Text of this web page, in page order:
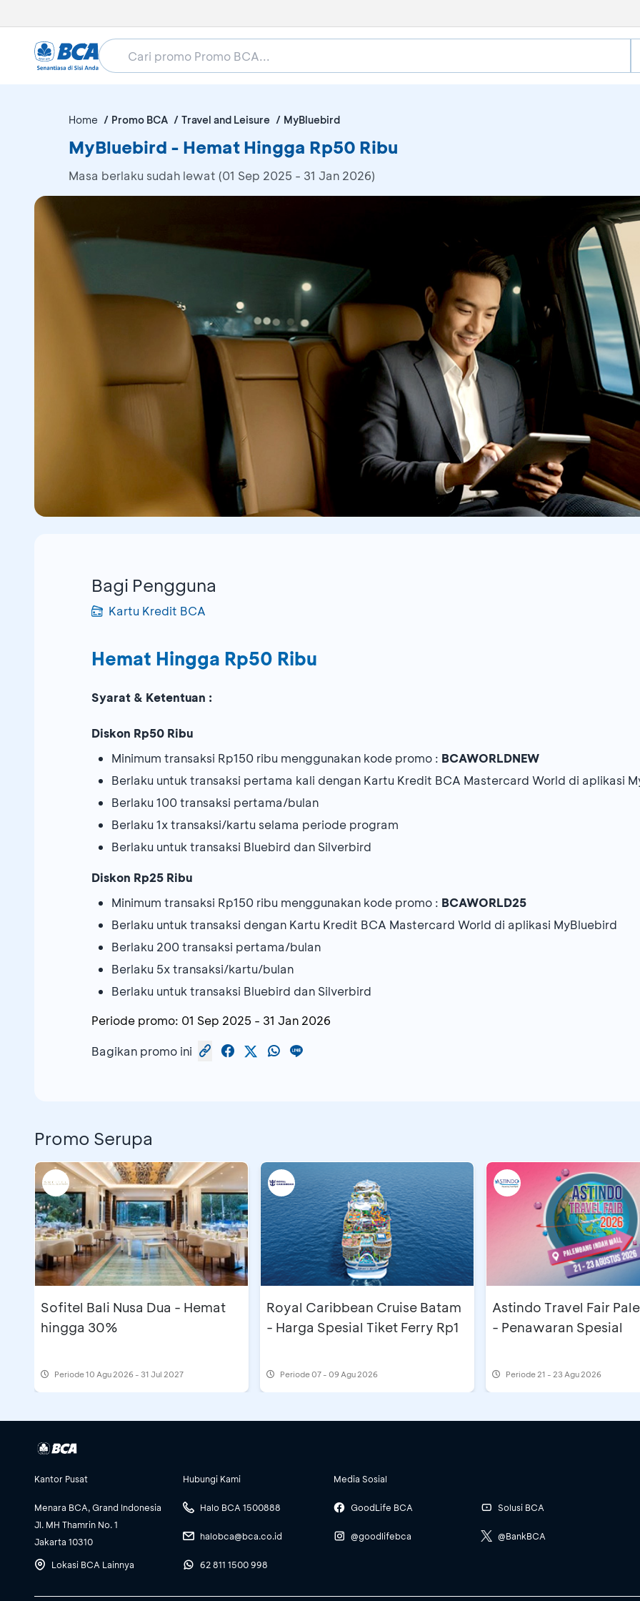
Home Promo BCA Travel and Leisure MyBluebird
MyBluebird - Hemat Hingga Rp50 Ribu
Masa berlaku sudah lewat (01 Sep 2025 - 31 Jan 2026)
Bagi Pengguna
Kartu Kredit BCA
Hemat Hingga Rp50 Ribu
Syarat & Ketentuan :
Diskon Rp50 Ribu
Minimum transaksi Rp150 ribu menggunakan kode promo : BCAWORLDNEW
Berlaku untuk transaksi pertama kali dengan Kartu Kredit BCA Mastercard World di aplikasi
Berlaku 100 transaksi pertama/bulan
Berlaku 1x transaksi/kartu selama periode program
Berlaku untuk transaksi Bluebird dan Silverbird
Diskon Rp25 Ribu
Minimum transaksi Rp150 ribu menggunakan kode promo : BCAWORLD25
Berlaku untuk transaksi dengan Kartu Kredit BCA Mastercard World di aplikasi MyBluebird
Berlaku 200 transaksi pertama/bulan
Berlaku 5x transaksi/kartu/bulan
Berlaku untuk transaksi Bluebird dan Silverbird
Periode promo: 01 Sep 2025 - 31 Jan 2026
Bagikan promo ini
Promo Serupa
Sofitel Bali Nusa Dua - Hemat
hingga 30%
Periode10 Agu 2026 - 31 Jul 2027
Royal Caribbean Cruise Batam
- Harga Spesial Tiket Ferry Rp1
Periode07 - 09 Agu 2026
Astindo Travel Fair
- Penawaran Spesial
Periode21 - 23 Agu 2026
Kantor Pusat
Menara BCA, Grand Indonesia
Jl. MH Thamrin No. 1
Jakarta 10310
Lokasi BCA Lainnya
Hubungi Kami
Halo BCA 1500888
halobca@bca.co.id
62 811 1500 998
Media Sosial
GoodLife BCA
@goodlifebca
Solusi BCA
@BankBCA